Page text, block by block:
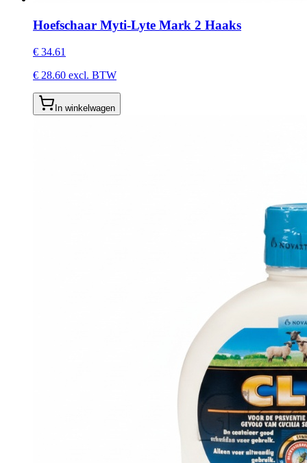
Hoefschaar Myti-Lyte Mark 2 Haaks
€ 34.61
€ 28.60 excl. BTW
In winkelwagen